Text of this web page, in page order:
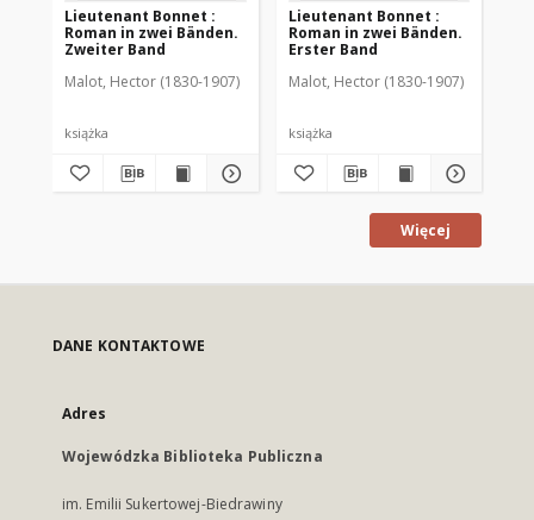
Lieutenant Bonnet :
Roman in zwei Bänden.
Zweiter Band
Malot, Hector (1830-1907)
książka
Lieutenant Bonnet :
Roman in zwei Bänden.
Erster Band
Malot, Hector (1830-1907)
książka
Więcej
DANE KONTAKTOWE
Adres
Wojewódzka Biblioteka Publiczna
im. Emilii Sukertowej-Biedrawiny